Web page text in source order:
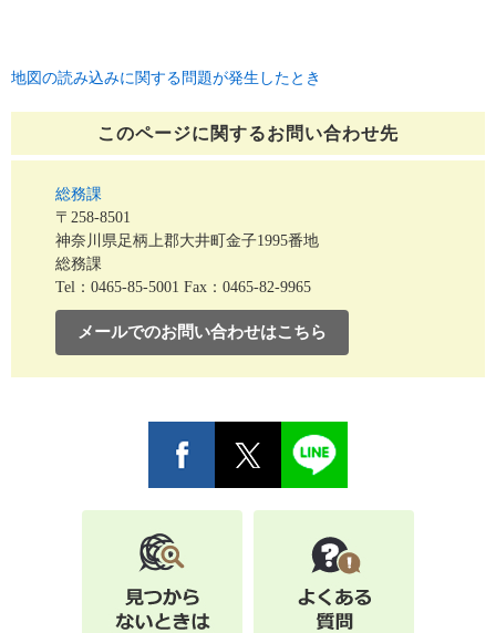
地図の読み込みに関する問題が発生したとき
このページに関するお問い合わせ先
総務課
〒258-8501
神奈川県足柄上郡大井町金子1995番地
総務課
Tel：0465-85-5001 Fax：0465-82-9965
メールでのお問い合わせはこちら